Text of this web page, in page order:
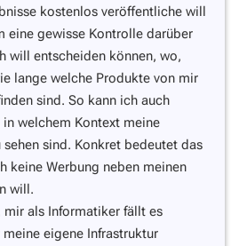
kostenlos veröffentliche will
eine gewisse Kontrolle darüber
will entscheiden können, wo,
lange welche Produkte von mir
sind. So kann ich auch
welchem Kontext meine
sehen sind. Konkret bedeutet das
keine Werbung neben meinen
will.
mir als Informatiker fällt es
eigene Infrastruktur